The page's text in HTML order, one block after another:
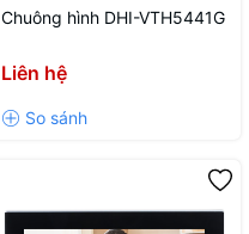
Chuông hình DHI-VTH5441G
Liên hệ